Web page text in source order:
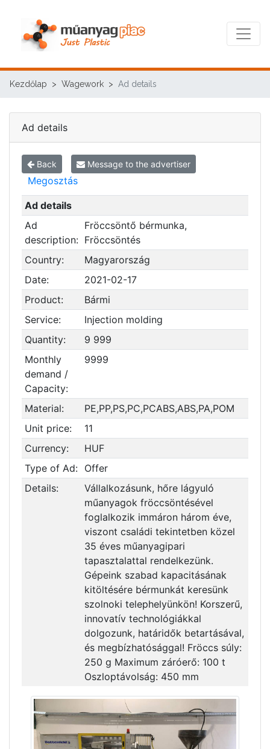
Kezdőlap Wagework Ad details
Ad details
Back Message to the advertiser
Megosztás
Ad details
Ad
description:
Fröccsöntő bérmunka,
Fröccsöntés
Country:
Magyarország
Date:
2021-02-17
Product:
Bármi
Service:
Injection molding
Quantity:
9 999
Monthly
demand /
Capacity:
9999
Material:
PE,PP,PS,PC,PCABS,ABS,PA,POM
Unit price:
11
Currency:
HUF
Type of Ad:
Offer
Details:
Vállalkozásunk, hőre lágyuló
műanyagok fröccsöntésével
foglalkozik immáron három éve,
viszont családi tekintetben közel
35 éves műanyagipari
tapasztalattal rendelkezünk.
Gépeink szabad kapacitásának
kitöltésére bérmunkát keresünk
szolnoki telephelyünkön! Korszerű,
innovatív technológiákkal
dolgozunk, határidők betartásával,
és megbízhatósággal! Fröccs súly:
250 g Maximum záróerő: 100 t
Oszloptávolság: 450 mm